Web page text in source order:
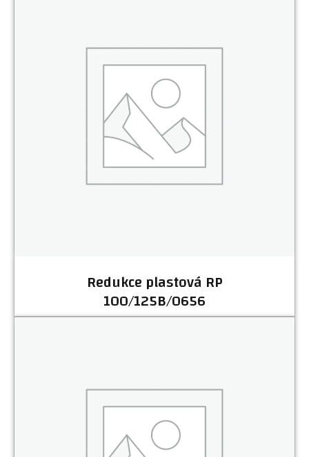
Redukce plastová RP
100/125B/0656